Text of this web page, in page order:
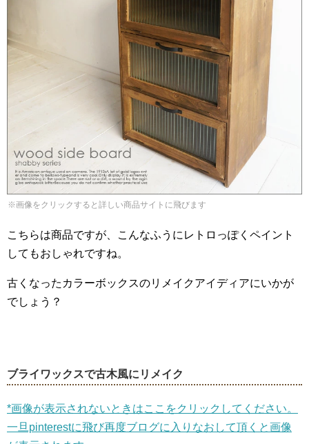
※画像をクリックすると詳しい商品サイトに飛びます
こちらは商品ですが、こんなふうにレトロっぽくペイント
してもおしゃれですね。
古くなったカラーボックスのリメイクアイディアにいかが
でしょう？
ブライワックスで古木風にリメイク
*画像が表示されないときはここをクリックしてください。
一旦pinterestに飛び再度ブログに入りなおして頂くと画像